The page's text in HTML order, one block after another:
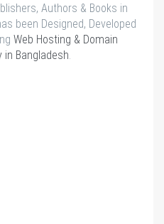
Authors & Books in
been Designed, Developed
Web Hosting & Domain
in Bangladesh